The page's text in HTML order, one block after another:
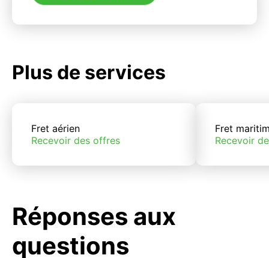
Plus de services
Fret aérien
Recevoir des offres
Fret
Recevoir
Réponses aux
questions